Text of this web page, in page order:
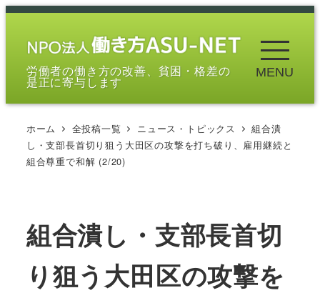
メ
労働者の働き方の改善、貧困・格差の
是正に寄与します
MENU
ホーム 全投稿一覧 ニュース・トピックス
組合潰
し・支部長首切り狙う大田区の攻撃を打ち破り、雇用継続と
組合尊重で和解 (2/20)
組合潰し・支部長首切
り狙う大田区の攻撃を